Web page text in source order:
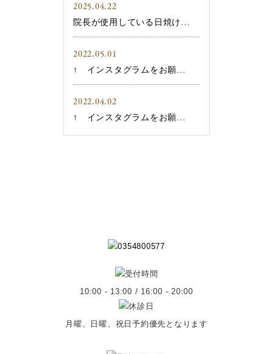
2025.04.22
院長が使用している日焼け...
2022.05.01
↑ インスタグラムをお願...
2022.04.02
↑ インスタグラムをお願...
10:00 - 13:00 / 16:00 - 20:00
月曜、日曜、祝日予約優先となります